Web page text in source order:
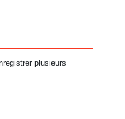
plusieurs